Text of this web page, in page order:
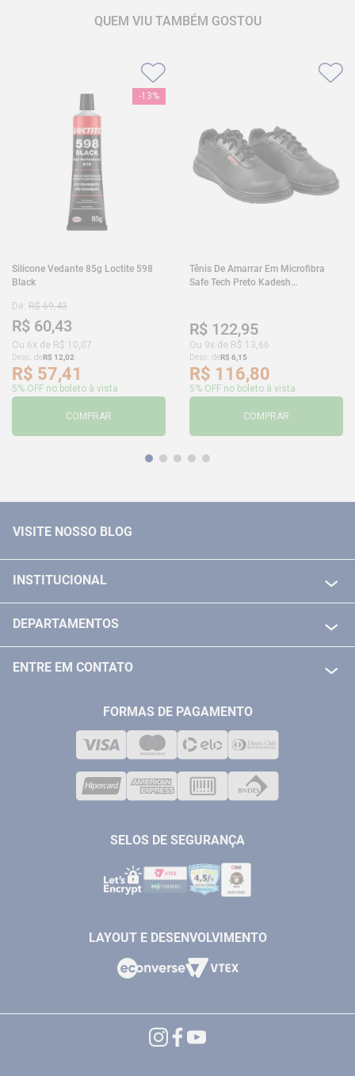
QUEM VIU TAMBÉM GOSTOU
-13%
Silicone Vedante 85g Loctite 598
Black
De: R$ 69,43
R$ 60,43
Ou 6x de R$ 10,07
Desc. deR$ 12,02
R$ 57,41
5% OFF no boleto à vista
COMPRAR
Tênis De Amarrar Em Microfibra
Safe Tech Preto Kadesh
R$ 122,95
Ou 9x de R$ 13,66
Desc. deR$ 6,15
R$ 116,80
5% OFF no boleto à vista
COMPRAR
VISITE NOSSO BLOG
INSTITUCIONAL
POLITICA DE TROCA E DEVOLUÇÃO
DEPARTAMENTOS
COMPRESSORES
ENTRE EM CONTATO
VENDAS ONLINE@ANTFERRAMENTAS.COM.BR
SAC@ANTFERRAMENTAS.COM.BR
FORMAS DE PAGAMENTO
SELOS DE SEGURANÇA
LAYOUT E DESENVOLVIMENTO